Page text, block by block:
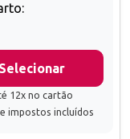
Selecionar
12x no cartão
impostos incluídos